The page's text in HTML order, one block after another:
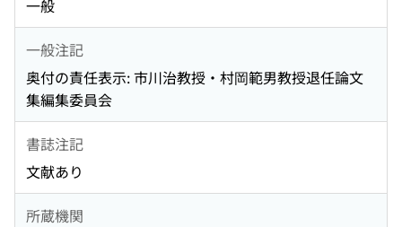
一般
一般注記
奥付の責任表示: 市川治教授・村岡範男教授退任論文
集編集委員会
書誌注記
文献あり
所蔵機関